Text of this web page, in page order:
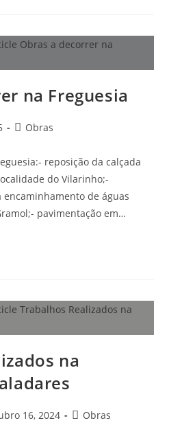
na Freguesia
Obras
reposição da calçada
do Vilarinho;-
de águas
pavimentação em…
na
16, 2024 Obras